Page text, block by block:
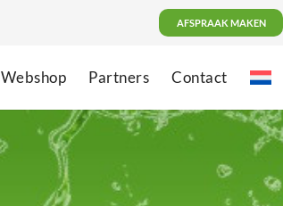
AFSPRAAK MAKEN
Webshop Partners Contact